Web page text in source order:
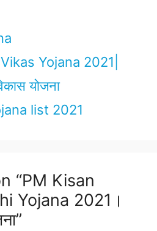
Yojana 2021|
योजना
list 2021
“PM Kisan
Yojana 2021।